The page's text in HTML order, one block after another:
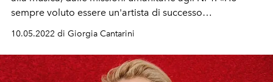
sempre voluto essere un'artista di successo
letteralmente fatto gli stessi sogni per anni, non ho mai
desiderato nulla di differente».
10.05.2022 di Giorgia Cantarini